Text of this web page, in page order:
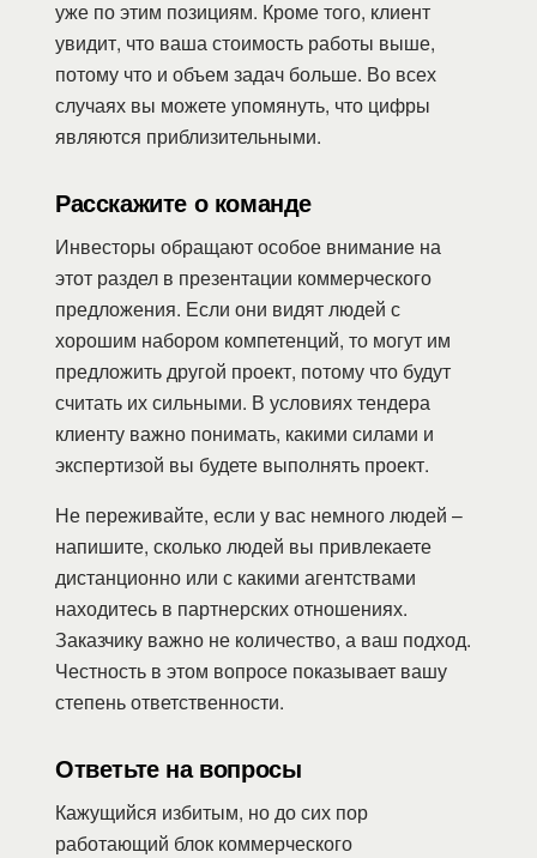
уже по этим позициям. Кроме того, клиент
увидит, что ваша стоимость работы выше,
потому что и объем задач больше. Во всех
случаях вы можете упомянуть, что цифры
являются приблизительными.
Расскажите о команде
Инвесторы обращают особое внимание на
этот раздел в презентации коммерческого
предложения. Если они видят людей с
хорошим набором компетенций, то могут им
предложить другой проект, потому что будут
считать их сильными. В условиях тендера
клиенту важно понимать, какими силами и
экспертизой вы будете выполнять проект.
Не переживайте, если у вас немного людей –
напишите, сколько людей вы привлекаете
дистанционно или с какими агентствами
находитесь в партнерских отношениях.
Заказчику важно не количество, а ваш подход.
Честность в этом вопросе показывает вашу
степень ответственности.
Ответьте на вопросы
Кажущийся избитым, но до сих пор
работающий блок коммерческого